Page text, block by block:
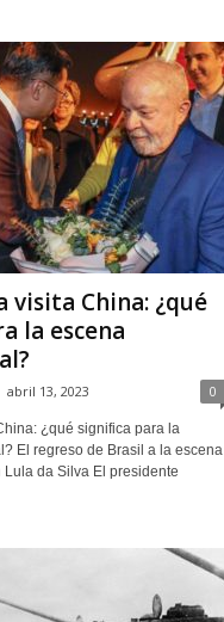
visita China: ¿qué
la escena
abril 13, 2023 0
¿qué significa para la
El regreso de Brasil a la escena
da Silva El presidente